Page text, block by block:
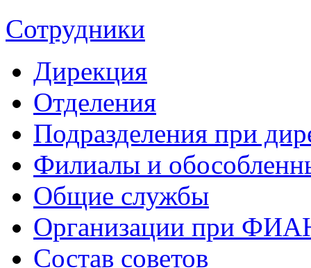
Сотрудники
Дирекция
Отделения
Подразделения при
Филиалы и
Общие службы
Организации при
Состав советов